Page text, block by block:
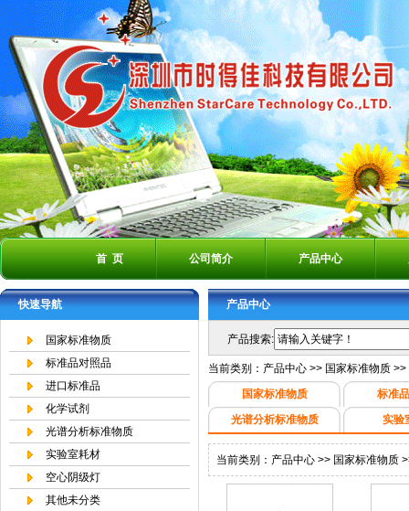
首 页 公司简介 产品中心
快速导航
国家标准物质
标准品对照品
进口标准品
化学试剂
光谱分析标准物质
实验室耗材
空心阴级灯
其他未分类
产品中心
产品搜索:
当前类别： 产品中心 >> 国家标准物质 >>
国家标准物质
标准
光谱分析标准物质
实验
当前类别： 产品中心 >> 国家标准物质